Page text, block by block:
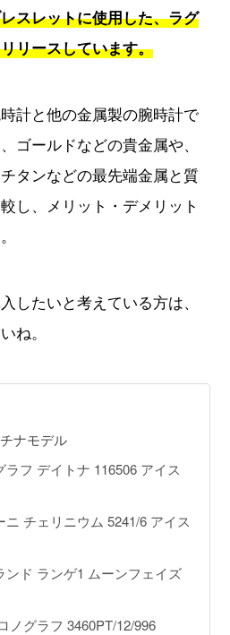
スタッフがご紹介
チャンネル
ョップ
スレットに使用した、ラグ
リースしています。
計と他の金属製の腕時計で
ゴールドなどの貴金属や、
タンなどの最先端金属と質
し、メリット・デメリット
したいと考えている方は、
ね。
ナモデル
フ デイトナ 116506 アイス
チェリニウム 5241/6 アイス
ンド ランゲ1 ムーンフェイズ
ノグラフ 3460PT/12/996